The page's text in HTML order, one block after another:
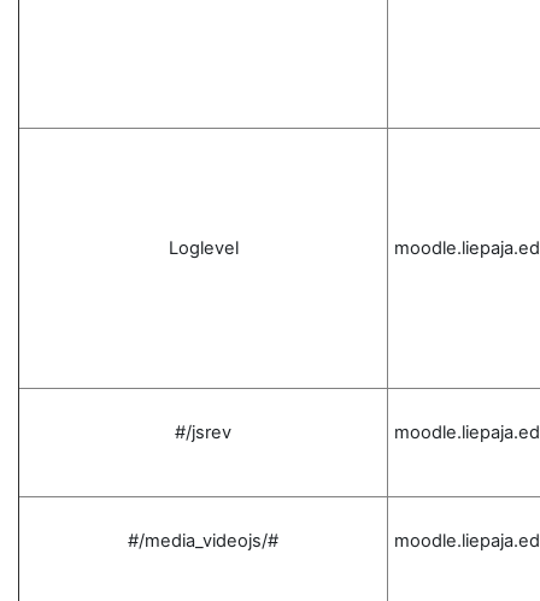
Loglevel
#/jsrev
#/media_videojs/#